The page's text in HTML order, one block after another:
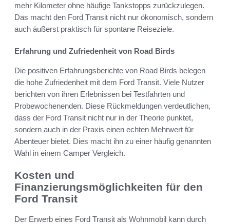
mehr Kilometer ohne häufige Tankstopps zurückzulegen.
Das macht den Ford Transit nicht nur ökonomisch, sondern
auch äußerst praktisch für spontane Reiseziele.
Erfahrung und Zufriedenheit von Road Birds
Die positiven Erfahrungsberichte von Road Birds belegen
die hohe Zufriedenheit mit dem Ford Transit. Viele Nutzer
berichten von ihren Erlebnissen bei Testfahrten und
Probewochenenden. Diese Rückmeldungen verdeutlichen,
dass der Ford Transit nicht nur in der Theorie punktet,
sondern auch in der Praxis einen echten Mehrwert für
Abenteuer bietet. Dies macht ihn zu einer häufig genannten
Wahl in einem Camper Vergleich.
Kosten und
Finanzierungsmöglichkeiten für den
Ford Transit
Der Erwerb eines Ford Transit als Wohnmobil kann durch